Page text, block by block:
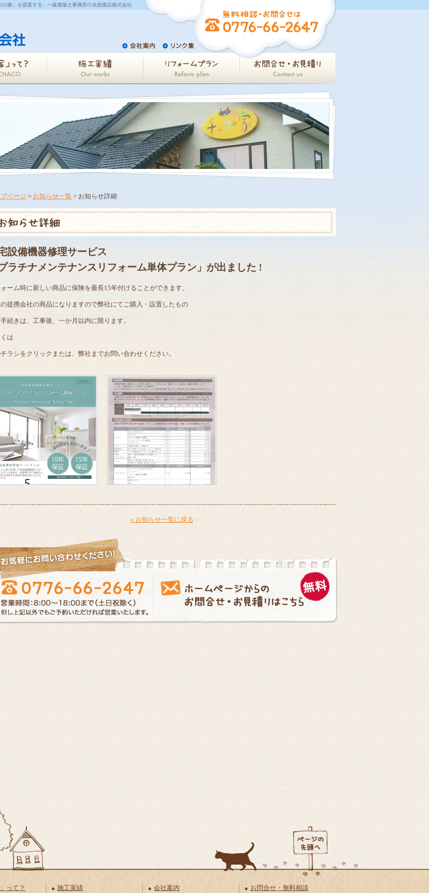
家」を提案する、一級建築士事務所の末政建設株式会社
プページ > お知らせ一覧 > お知らせ詳細
設備機器修理サービス
プラチナメンテナンスリフォーム単体プラン」が出ました !
ォーム時に新しい商品に保険を最長15年付けることができます。
提携会社の商品になりますので弊社にてご購入・設置したもの
続きは、工事後、一か月以内に限ります。
は
ラシをクリックまたは、弊社までお問い合わせください。
« お知らせ一覧に戻る
って？ 施工実績 会社案内 お問合せ・無料相談